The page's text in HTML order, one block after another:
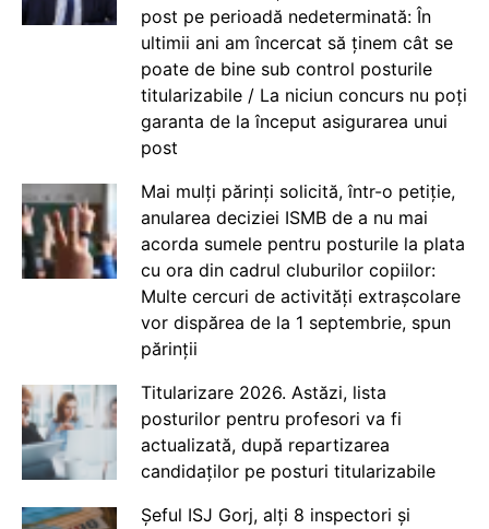
post pe perioadă nedeterminată: În
ultimii ani am încercat să ținem cât se
poate de bine sub control posturile
titularizabile / La niciun concurs nu poți
garanta de la început asigurarea unui
post
Mai mulți părinți solicită, într-o petiție,
anularea deciziei ISMB de a nu mai
acorda sumele pentru posturile la plata
cu ora din cadrul cluburilor copiilor:
Multe cercuri de activități extrașcolare
vor dispărea de la 1 septembrie, spun
părinții
Titularizare 2026. Astăzi, lista
posturilor pentru profesori va fi
actualizată, după repartizarea
candidaților pe posturi titularizabile
Șeful ISJ Gorj, alți 8 inspectori și